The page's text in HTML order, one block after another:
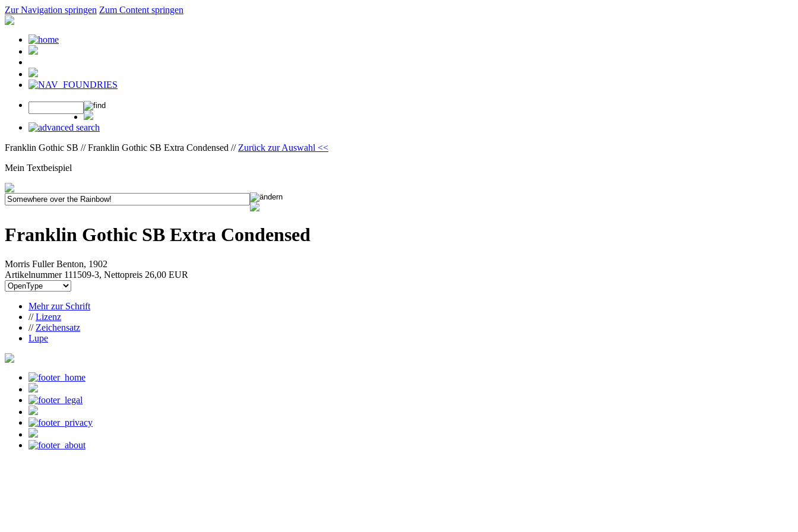
Zur Navigation springen Zum Content springen
Franklin Gothic SB // Franklin Gothic SB Extra Condensed // Zurück zur Auswahl <<
Mein Textbeispiel
Franklin Gothic SB Extra Condensed
Morris Fuller Benton, 1902
Artikelnummer 111509-3, Nettopreis 26,00 EUR
Mehr zur Schrift
//Lizenz
// Zeichensatz
Lupe